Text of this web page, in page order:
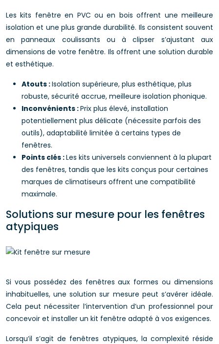
Les kits fenêtre en PVC ou en bois offrent une meilleure
isolation et une plus grande durabilité. Ils consistent souvent
en panneaux coulissants ou à clipser s’ajustant aux
dimensions de votre fenêtre. Ils offrent une solution durable
et esthétique.
Atouts :Isolation supérieure, plus esthétique, plus
robuste, sécurité accrue, meilleure isolation phonique.
Inconvénients :Prix plus élevé, installation
potentiellement plus délicate (nécessite parfois des
outils), adaptabilité limitée à certains types de
fenêtres.
Points clés :Les kits universels conviennent à la plupart
des fenêtres, tandis que les kits conçus pour certaines
marques de climatiseurs offrent une compatibilité
maximale.
Solutions sur mesure pour les fenêtres
atypiques
Si vous possédez des fenêtres aux formes ou dimensions
inhabituelles, une solution sur mesure peut s’avérer idéale.
Cela peut nécessiter l’intervention d’un professionnel pour
concevoir et installer un kit fenêtre adapté à vos exigences.
Lorsqu’il s’agit de fenêtres atypiques, la complexité réside